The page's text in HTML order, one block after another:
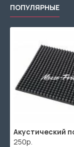
ПОПУЛЯРНЫЕ
250р.